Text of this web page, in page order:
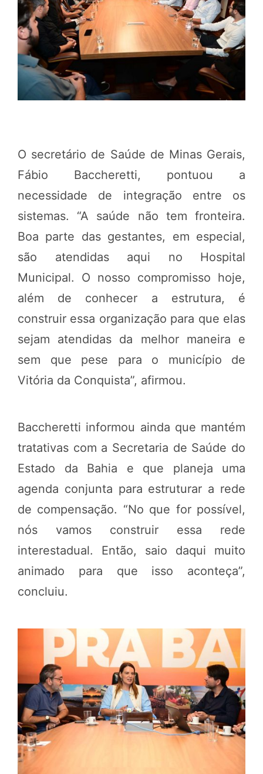
O secretário de Saúde de Minas Gerais,
Fábio Baccheretti, pontuou a
necessidade de integração entre os
sistemas. “A saúde não tem fronteira.
Boa parte das gestantes, em especial,
são atendidas aqui no Hospital
Municipal. O nosso compromisso hoje,
além de conhecer a estrutura, é
construir essa organização para que elas
sejam atendidas da melhor maneira e
sem que pese para o município de
Vitória da Conquista”, afirmou.
Baccheretti informou ainda que mantém
tratativas com a Secretaria de Saúde do
Estado da Bahia e que planeja uma
agenda conjunta para estruturar a rede
de compensação. “No que for possível,
nós vamos construir essa rede
interestadual. Então, saio daqui muito
animado para que isso aconteça”,
concluiu.